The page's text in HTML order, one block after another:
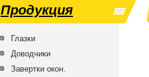
Продукция
Глазки
Доводчики
Завертки окон.